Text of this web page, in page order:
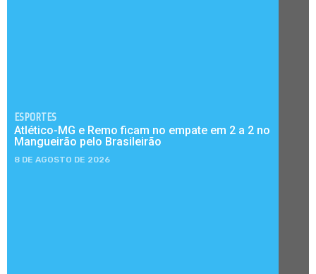
ESPORTES
Atlético-MG e Remo ficam no empate em 2 a 2 no
Mangueirão pelo Brasileirão
8 DE AGOSTO DE 2026